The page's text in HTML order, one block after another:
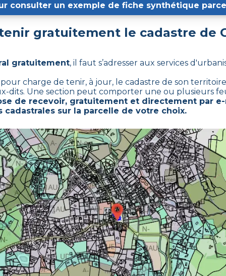
consulter un exemple de fiche synthétique
gratuitement le cadastre de
gratuitement, il faut s’adresser aux services
charge de tenir, à jour, le cadastre de son
dits. Une section peut comporter une ou plusieurs
de recevoir, gratuitement et directement par
sur la parcelle de votre choix.